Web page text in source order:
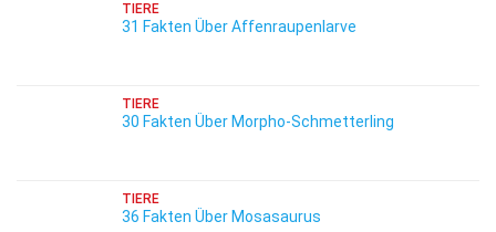
TIERE
31 Fakten Über Affenraupenlarve
TIERE
30 Fakten Über Morpho-Schmetterling
TIERE
36 Fakten Über Mosasaurus